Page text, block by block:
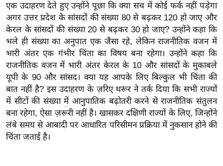
न्यू
ज
ब्री
फ
म
नो
रं
ज
न
ज
ग
एक उदाहरण देते हुए उन्होंने पूछा कि क्या सच में कोई फर्क नहीं पड़ेगा
अगर उत्तर प्रदेश के सांसदों की संख्या 80 से बढ़कर 120 हो जाए और
केरल के सांसदों की संख्या 20 से बढ़कर 30 हो जाए? उन्होंने कहा कि
भले ही संख्या का अनुपात एक जैसा रहे, लेकिन राजनीतिक वजन में
भारी अंतर एक गंभीर चिंता का विषय बना रहेगा। उन्होंने कहा कि
राजनीतिक वजन में भारी अंतर केरल के 10 और सांसदों के मुकाबले
यूपी के 90 और सांसद। क्या यह आपके लिए बिल्कुल भी चिंता की
बात नहीं है? इस उदाहरण के ज़रिए थरूर ने तर्क दिया कि सभी राज्यों
में सीटों की संख्या में आनुपातिक बढ़ोतरी करने से राजनीतिक संतुलन
बना रहेगा, ऐसा ज़रूरी नहीं है। खासकर दक्षिणी राज्यों के लिए, जिन्होंने
लंबे समय से आबादी पर आधारित परिसीमन प्रक्रिया में नुकसान होने की
चिंता जताई है।